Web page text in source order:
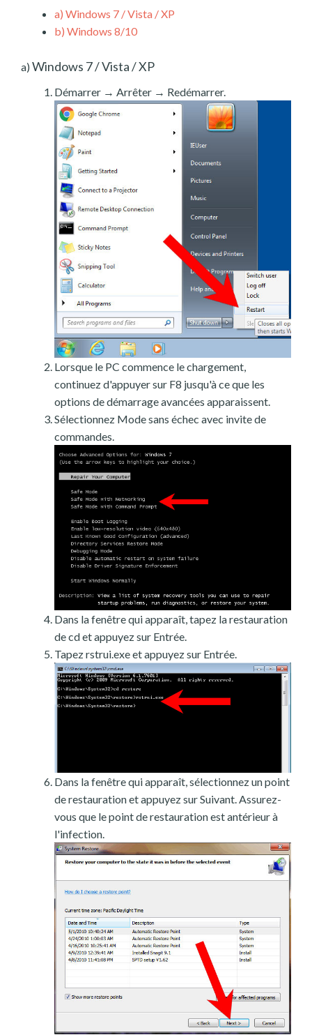
a) Windows 7 / Vista / XP
b) Windows 8/10
a) Windows 7 / Vista / XP
Démarrer → Arrêter → Redémarrer.
Lorsque le PC commence le chargement,
continuez d'appuyer sur F8 jusqu'à ce que les
options de démarrage avancées apparaissent.
Sélectionnez Mode sans échec avec invite de
commandes.
Dans la fenêtre qui apparaît, tapez la restauration
de cd et appuyez sur Entrée.
Tapez rstrui.exe et appuyez sur Entrée.
Dans la fenêtre qui apparaît, sélectionnez un point
de restauration et appuyez sur Suivant. Assurez-
vous que le point de restauration est antérieur à
l'infection.